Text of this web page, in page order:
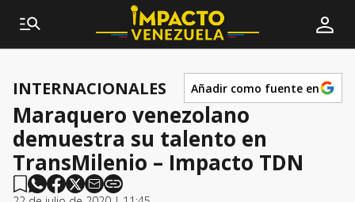
INTERNACIONALES Añadir como fuente en
Maraquero venezolano
demuestra su talento en
TransMilenio – Impacto TDN